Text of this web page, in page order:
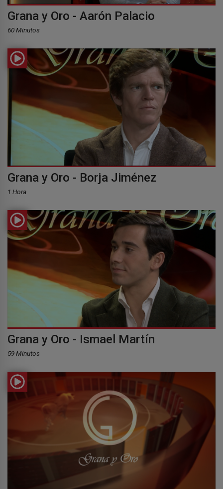
Grana y Oro - Aarón Palacio
60 Minutos
Grana y Oro - Borja Jiménez
1 Hora
Grana y Oro - Ismael Martín
59 Minutos